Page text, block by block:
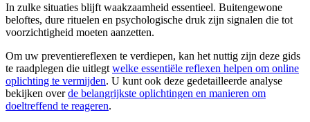
In zulke situaties blijft waakzaamheid essentieel. Buitengewone
beloftes, dure rituelen en psychologische druk zijn signalen die tot
voorzichtigheid moeten aanzetten.
Om uw preventiereflexen te verdiepen, kan het nuttig zijn deze gids
te raadplegen die uitlegt welke essentiële reflexen helpen om online
oplichting te vermijden. U kunt ook deze gedetailleerde analyse
bekijken overde belangrijkste oplichtingen en manieren om
doeltreffend te reageren.